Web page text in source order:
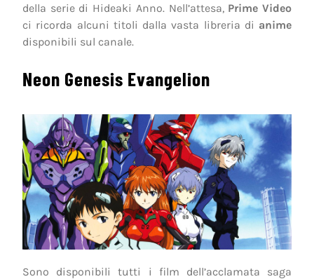
della serie di Hideaki Anno. Nell’attesa, Prime Video
ci ricorda alcuni titoli dalla vasta libreria di anime
disponibili sul canale.
Neon Genesis Evangelion
Sono disponibili tutti i film dell’acclamata saga